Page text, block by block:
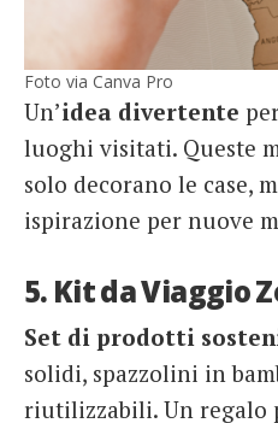
Foto via Canva Pro
Un’idea divertente
luoghi visitati. Queste
solo decorano le case,
ispirazione per nuove
5. Kit da Viaggio
Set di prodotti
solidi, spazzolini in
riutilizzabili. Un regalo